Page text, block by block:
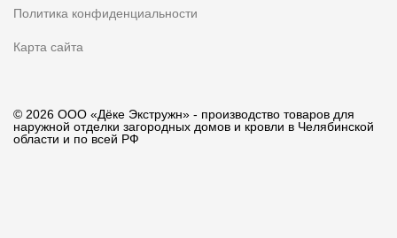
Политика конфиденциальности
Карта сайта
© 2026 ООО «Дёке Экстружн» - производство товаров для
наружной отделки загородных домов и кровли в Челябинской
области и по всей РФ